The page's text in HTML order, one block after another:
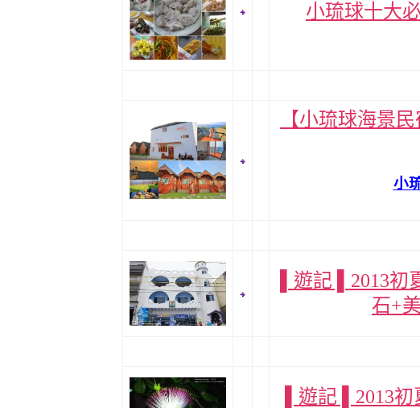
小琉球十大
【小琉球海景
小
▌遊記 ▌2013
石+
▌遊記 ▌2013